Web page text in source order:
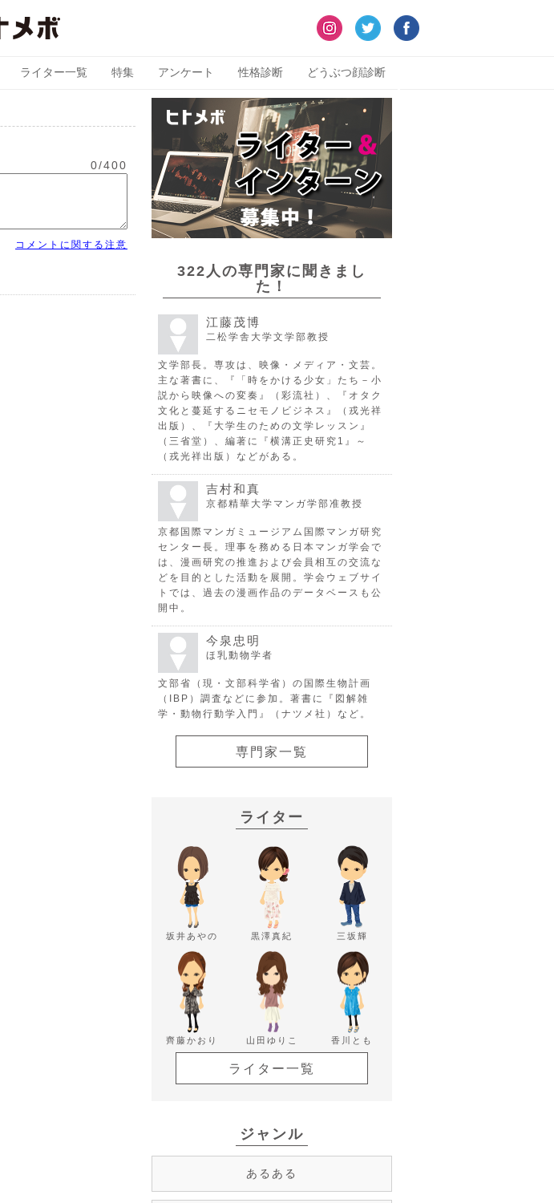
ライター一覧 特集 アンケート 性格診断 どうぶつ顔診断
0/400
コメントに関する注意
322人の専門家に聞きまし
た！
江藤茂博
二松学舎大学文学部教授
文学部長。専攻は、映像・メディア・文芸。
主な著書に、『「時をかける少女」たち－小
説から映像への変奏』（彩流社）、『オタク
文化と蔓延するニセモノビジネス』（戎光祥
出版）、『大学生のための文学レッスン』
（三省堂）、編著に『横溝正史研究1』～
（戎光祥出版）などがある。
吉村和真
京都精華大学マンガ学部准教授
京都国際マンガミュージアム国際マンガ研究
センター長。理事を務める日本マンガ学会で
は、漫画研究の推進および会員相互の交流な
どを目的とした活動を展開。学会ウェブサイ
トでは、過去の漫画作品のデータベースも公
開中。
今泉忠明
ほ乳動物学者
文部省（現・文部科学省）の国際生物計画
（IBP）調査などに参加。著書に『図解雑
学・動物行動学入門』（ナツメ社）など。
専門家一覧
ライター
坂井あやの 黒澤真紀 三坂輝
齊藤かおり 山田ゆりこ 香川とも
ライター一覧
ジャンル
あるある